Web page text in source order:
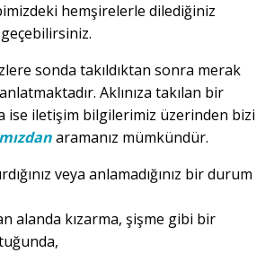
hemşirelerle dilediğiniz
sonda takıldıktan sonra merak
Aklınıza takılan bir
ise iletişim bilgilerimiz üzerinden bizi
aramanız mümkündür.
veya anlamadığınız bir durum
alanda kızarma, şişme gibi bir